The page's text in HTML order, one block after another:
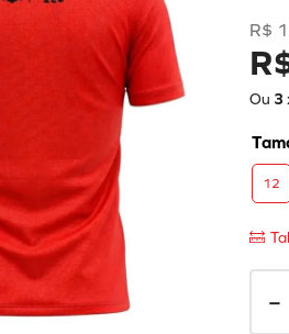
R$
Ou 3
12
－